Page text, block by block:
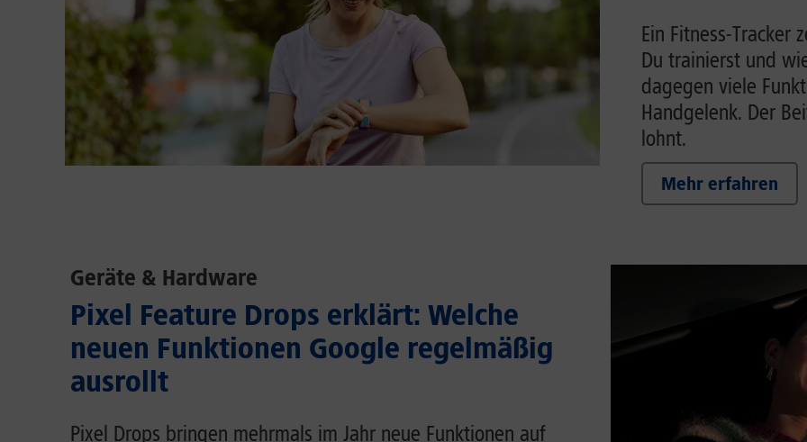
Ein Fitness-Tracker
Du trainierst und
dagegen viele
Handgelenk. Der
lohnt.
Mehr erfahren
Geräte & Hardware
Pixel Feature Drops erklärt: Welche
neuen Funktionen Google regelmäßig
ausrollt
Pixel Drops bringen mehrmals im Jahr neue Funktionen auf